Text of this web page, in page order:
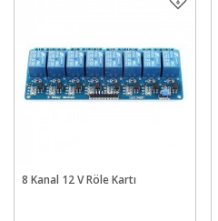
8 Kanal 12 V Röle Kartı